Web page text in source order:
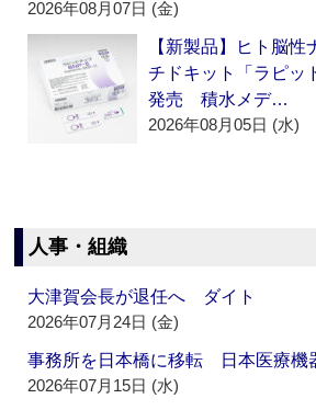
2026年08月07日 (金)
【新製品】ヒト脳
チドキット「ラピッ
発売 積水メデ…
2026年08月05日 (水)
人事・組織
大津賀会長が退任へ ダイト
2026年07月24日 (金)
事務所を日本橋に移転 日本医療機
2026年07月15日 (水)